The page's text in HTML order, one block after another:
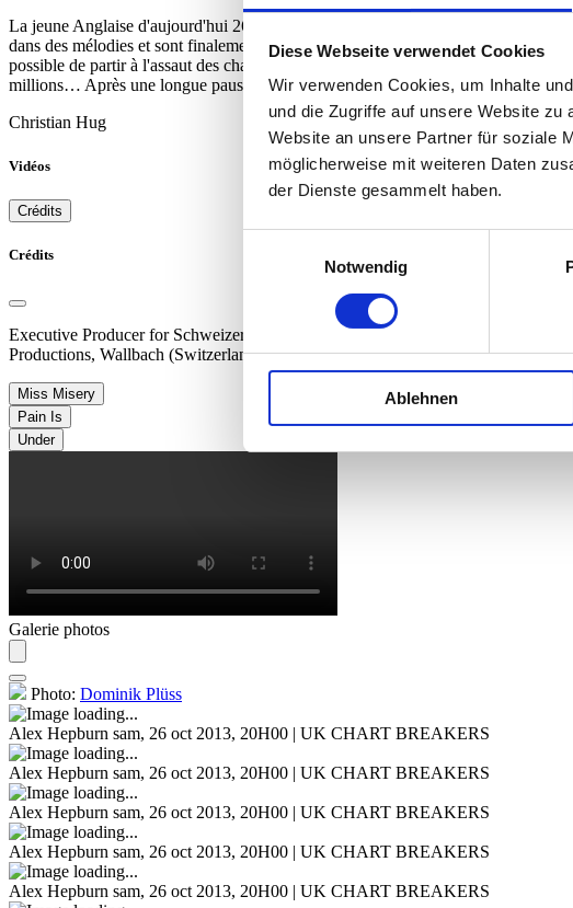
Diese Webseite verwendet Cookies
Wir verwenden Cookies, um Inhalte
und die Zugriffe auf unsere Website
Website an unsere Partner für soziale
möglicherweise mit weiteren Daten
der Dienste gesammelt haben.
Notwendig
Ablehnen
La jeune Anglaise d'aujourd'hui 26 ans Alex Hepburn a dépassé les disparitions
dans des mélodies et sont finalement devenus des chansons qu'elle interprète
possible de partir à l'assaut des charts anglais pour devenir des stars mondiales.
millions… Après une longue pause, Texas reprend le chemin de la scène avec sa
Christian Hug
Vidéos
Crédits
Crédits
Executive Producer for Schweizer Radio und Fernsehen (SRF): Chris Egger
Productions, Wallbach (Switzerland) Sound: Ron Kurz, Hard Studios, Zürich
Miss Misery
Pain Is
Under
Galerie photos
Photo: Dominik Plüss
Alex Hepburn sam, 26 oct 2013, 20H00 | UK CHART BREAKERS
Alex Hepburn sam, 26 oct 2013, 20H00 | UK CHART BREAKERS
Alex Hepburn sam, 26 oct 2013, 20H00 | UK CHART BREAKERS
Alex Hepburn sam, 26 oct 2013, 20H00 | UK CHART BREAKERS
Alex Hepburn sam, 26 oct 2013, 20H00 | UK CHART BREAKERS